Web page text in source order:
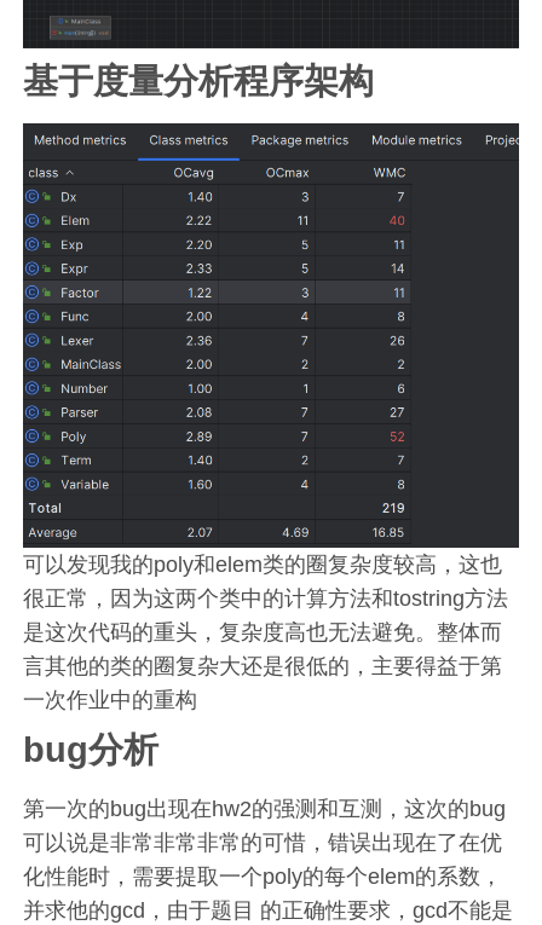
基于度量分析程序架构
可以发现我的poly和elem类的圈复杂度较高，这也
很正常，因为这两个类中的计算方法和tostring方法
是这次代码的重头，复杂度高也无法避免。整体而
言其他的类的圈复杂大还是很低的，主要得益于第
一次作业中的重构
bug分析
第一次的bug出现在hw2的强测和互测，这次的bug
可以说是非常非常非常的可惜，错误出现在了在优
化性能时，需要提取一个poly的每个elem的系数，
并求他的gcd，由于题目 的正确性要求，gcd不能是